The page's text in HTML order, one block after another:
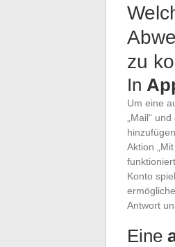
zu
In
Um eine
„Mail“
Aktion
Konto
Antwort
Eine